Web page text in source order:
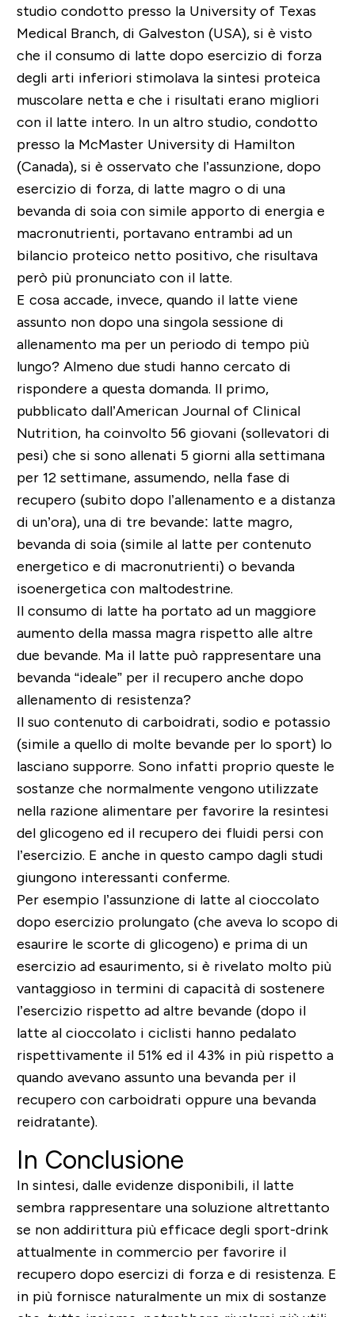
studio condotto presso la University of Texas
Medical Branch, di Galveston (USA), si è visto
che il consumo di latte dopo esercizio di forza
degli arti inferiori stimolava la sintesi proteica
muscolare netta e che i risultati erano migliori
con il latte intero. In un altro studio, condotto
presso la McMaster University di Hamilton
(Canada), si è osservato che l’assunzione, dopo
esercizio di forza, di latte magro o di una
bevanda di soia con simile apporto di energia e
macronutrienti, portavano entrambi ad un
bilancio proteico netto positivo, che risultava
però più pronunciato con il latte.
E cosa accade, invece, quando il latte viene
assunto non dopo una singola sessione di
allenamento ma per un periodo di tempo più
lungo? Almeno due studi hanno cercato di
rispondere a questa domanda. Il primo,
pubblicato dall’American Journal of Clinical
Nutrition, ha coinvolto 56 giovani (sollevatori di
pesi) che si sono allenati 5 giorni alla settimana
per 12 settimane, assumendo, nella fase di
recupero (subito dopo l’allenamento e a distanza
di un’ora), una di tre bevande: latte magro,
bevanda di soia (simile al latte per contenuto
energetico e di macronutrienti) o bevanda
isoenergetica con maltodestrine.
Il consumo di latte ha portato ad un maggiore
aumento della massa magra rispetto alle altre
due bevande. Ma il latte può rappresentare una
bevanda “ideale” per il recupero anche dopo
allenamento di resistenza?
Il suo contenuto di carboidrati, sodio e potassio
(simile a quello di molte bevande per lo sport) lo
lasciano supporre. Sono infatti proprio queste le
sostanze che normalmente vengono utilizzate
nella razione alimentare per favorire la resintesi
del glicogeno ed il recupero dei fluidi persi con
l’esercizio. E anche in questo campo dagli studi
giungono interessanti conferme.
Per esempio l’assunzione di latte al cioccolato
dopo esercizio prolungato (che aveva lo scopo di
esaurire le scorte di glicogeno) e prima di un
esercizio ad esaurimento, si è rivelato molto più
vantaggioso in termini di capacità di sostenere
l’esercizio rispetto ad altre bevande (dopo il
latte al cioccolato i ciclisti hanno pedalato
rispettivamente il 51% ed il 43% in più rispetto a
quando avevano assunto una bevanda per il
recupero con carboidrati oppure una bevanda
reidratante).
In Conclusione
In sintesi, dalle evidenze disponibili, il latte
sembra rappresentare una soluzione altrettanto
se non addirittura più efficace degli sport-drink
attualmente in commercio per favorire il
recupero dopo esercizi di forza e di resistenza. E
in più fornisce naturalmente un mix di sostanze